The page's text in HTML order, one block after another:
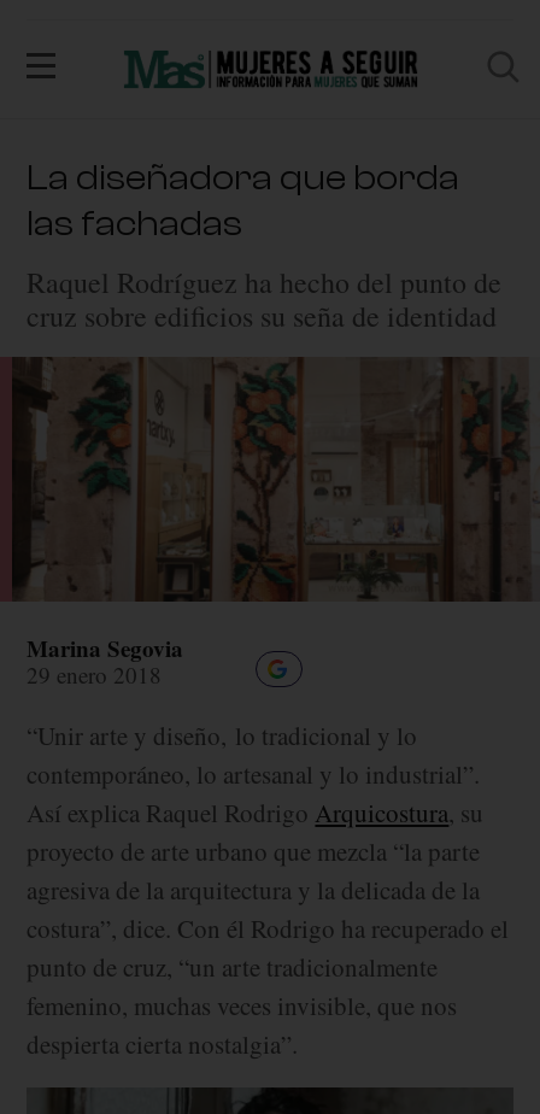
La diseñadora que borda
las fachadas
Raquel Rodríguez ha hecho del punto de
cruz sobre edificios su seña de identidad
Marina Segovia
29 enero 2018
“Unir arte y diseño, lo tradicional y lo
contemporáneo, lo artesanal y lo industrial”.
Así explica Raquel Rodrigo Arquicostura, su
proyecto de arte urbano que mezcla “la parte
agresiva de la arquitectura y la delicada de la
costura”, dice. Con él Rodrigo ha recuperado el
punto de cruz, “un arte tradicionalmente
femenino, muchas veces invisible, que nos
despierta cierta nostalgia”.